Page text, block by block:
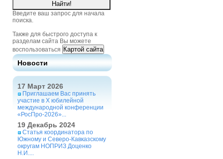
Введите ваш запрос для начала
поиска.
Также для быстрого доступа к
разделам сайта Вы можете
воспользоваться Картой сайта
Новости
17 Март 2026
Приглашаем Вас принять
участие в X юбилейной
международной конференции
«РосПро-2026»...
19 Декабрь 2024
Статья координатора по
Южному и Северо-Кавказскому
округам НОПРИЗ Доценко
Н.И....